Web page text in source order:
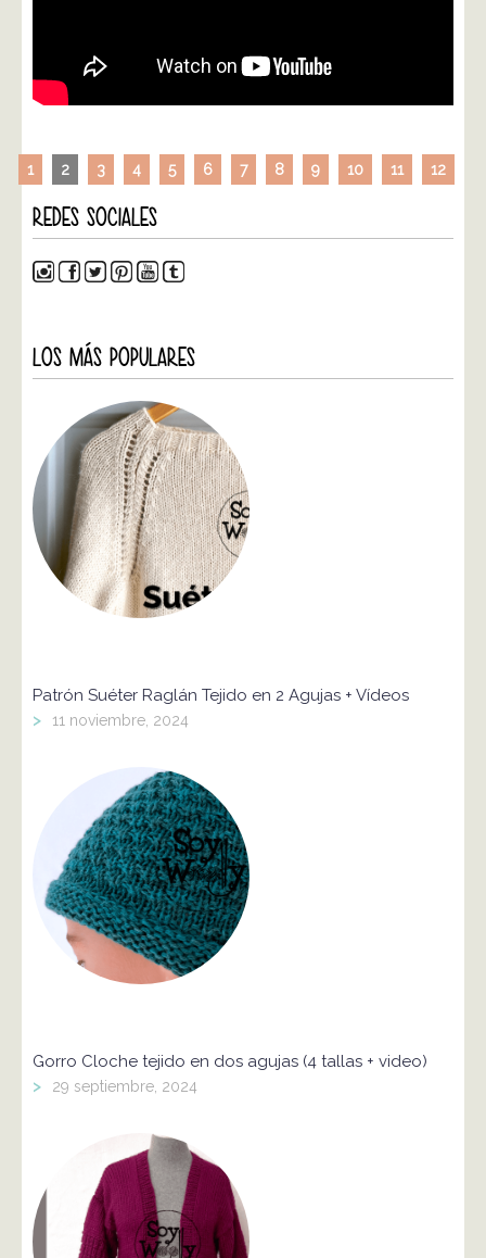
1 2 3 4 5 6 7 8 9 10 11 12
REDES SOCIALES
LOS MÁS POPULARES
Patrón Suéter Raglán Tejido en 2 Agujas + Vídeos
> 11 noviembre, 2024
Gorro Cloche tejido en dos agujas (4 tallas + video)
> 29 septiembre, 2024